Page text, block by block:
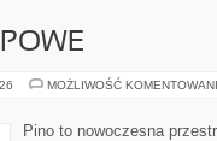
MOŻLIWOŚĆ
Pino to nowoczesna